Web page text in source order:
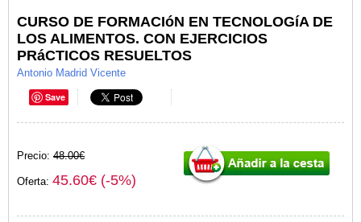
CURSO DE FORMACIóN EN TECNOLOGíA DE
LOS ALIMENTOS. CON EJERCICIOS
PRáCTICOS RESUELTOS
Antonio Madrid Vicente
Save
Precio: 48.00€
Oferta: 45.60€ (-5%)